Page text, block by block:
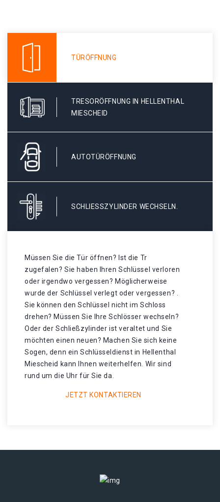
TÜRÖFFNUNG
TRESORÖFFNUNG IN HELLENTHAL
MIESCHEID
AUTOTÜRÖFFNUNG
SCHLIESSZYLINDER WECHSELN.
Müssen Sie die Tür öffnen? Ist die Tr
zugefalen? Sie haben Ihren Schlüssel verloren
oder irgendwo vergessen? Möglicherweise
wurde der Schlüssel verlegt oder vergessen? .
Sie können den Schlüssel nicht im Schloss
drehen? Müssen Sie Ihre Schlösser wechseln?
Oder der Schließzylinder ist veraltet und Sie
möchten einen neuen? Machen Sie sich keine
Sogen, denn ein Schlüsseldienst in Hellenthal
Miescheid kann Ihnen weiterhelfen. Wir sind
rund um die Uhr für Sie da.
JETZT KONTAKTIEREN